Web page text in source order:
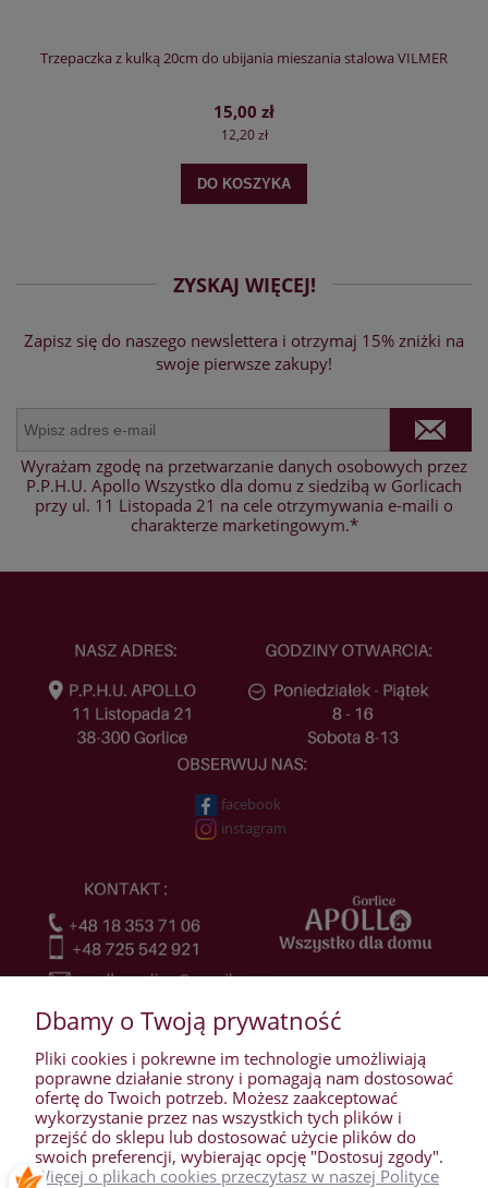
Trzepaczka z kulką 20cm do ubijania mieszania stalowa VILMER
15,00 zł
12,20 zł
DO KOSZYKA
ZYSKAJ WIĘCEJ!
Zapisz się do naszego newslettera i otrzymaj 15% zniżki na
swoje pierwsze zakupy!
Wyrażam zgodę na przetwarzanie danych osobowych przez
P.P.H.U. Apollo Wszystko dla domu z siedzibą w Gorlicach
przy ul. 11 Listopada 21 na cele otrzymywania e-maili o
charakterze marketingowym.*
facebook
instagram
WARUNKI ZAKUPÓW
Dbamy o Twoją prywatność
Pliki cookies i pokrewne im technologie umożliwiają
poprawne działanie strony i pomagają nam dostosować
ofertę do Twoich potrzeb. Możesz zaakceptować
wykorzystanie przez nas wszystkich tych plików i
przejść do sklepu lub dostosować użycie plików do
swoich preferencji, wybierając opcję "Dostosuj zgody".
Więcej o plikach cookies przeczytasz w naszej Polityce